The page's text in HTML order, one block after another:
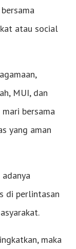
atau social
MUI, dan
bersama
yang aman
di perlintasan
maka